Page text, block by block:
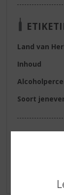
Land van
Inhoud
Soort